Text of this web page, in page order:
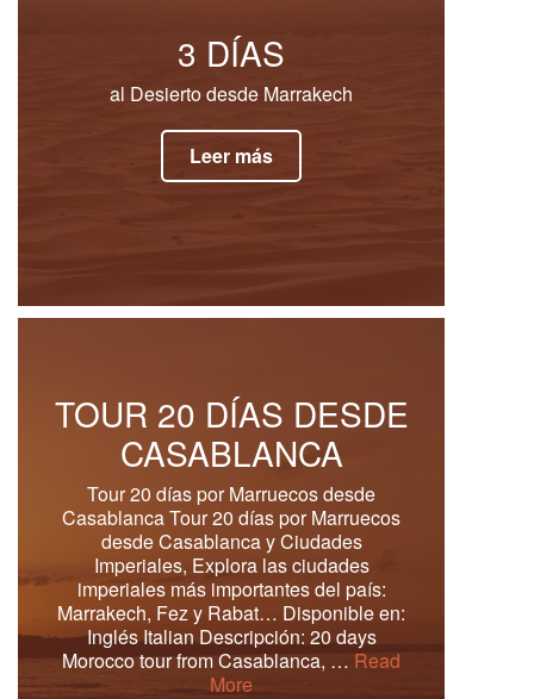
3 DÍAS
al Desierto desde Marrakech
Leer más
TOUR 20 DÍAS DESDE
CASABLANCA
Tour 20 días por Marruecos desde
Casablanca Tour 20 días por Marruecos
desde Casablanca y Ciudades
Imperiales, Explora las ciudades
imperiales más importantes del país:
Marrakech, Fez y Rabat… Disponible en:
Inglés Italian Descripción: 20 days
Morocco tour from Casablanca, … Read
More